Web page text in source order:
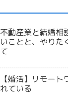
不動産業と結婚
いことと、やりた
て
【婚活】リモー
れている